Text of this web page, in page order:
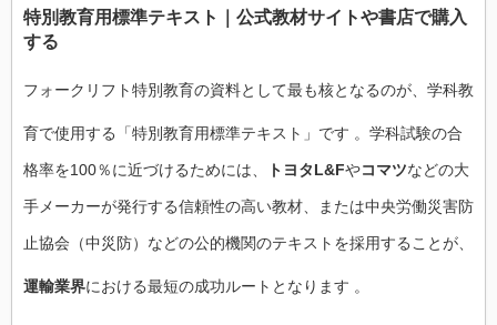
特別教育用標準テキスト｜公式教材サイトや書店で購入
する
フォークリフト特別教育の資料として最も核となるのが、学科教
育で使用する「特別教育用標準テキスト」です 。学科試験の合
格率を100％に近づけるためには、 トヨタL&Fやコマツなどの大
手メーカーが発行する信頼性の高い教材、または中央労働災害防
止協会（中災防）などの公的機関のテキストを採用することが、
運輸業界における最短の成功ルートとなります 。